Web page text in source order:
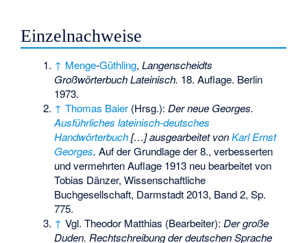
Einzelnachweise
↑ Menge-Güthling,Langenscheidts
Großwörterbuch Lateinisch. 18. Auflage. Berlin
1973.
↑ Thomas Baier (Hrsg.):Der neue Georges.
Ausführliches lateinisch-deutsches
Handwörterbuch[…] ausgearbeitet vonKarl Ernst
Georges. Auf der Grundlage der 8., verbesserten
und vermehrten Auflage 1913 neu bearbeitet von
Tobias Dänzer, Wissenschaftliche
Buchgesellschaft, Darmstadt 2013, Band 2, Sp.
775.
↑ Vgl. Theodor Matthias (Bearbeiter):Der große
Duden. Rechtschreibung der deutschen Sprache